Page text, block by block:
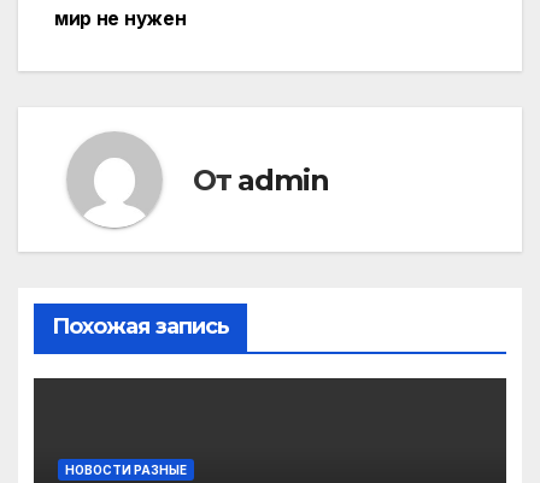
мир не нужен
От admin
Похожая запись
НОВОСТИ РАЗНЫЕ